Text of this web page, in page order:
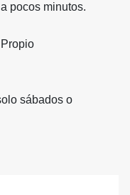
pocos minutos.
sábados o